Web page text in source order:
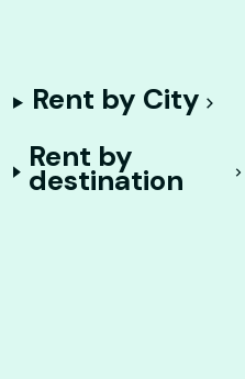
Rent by City
Rent by
destination